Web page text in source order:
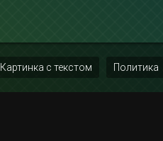
Картинка с текстом Политика